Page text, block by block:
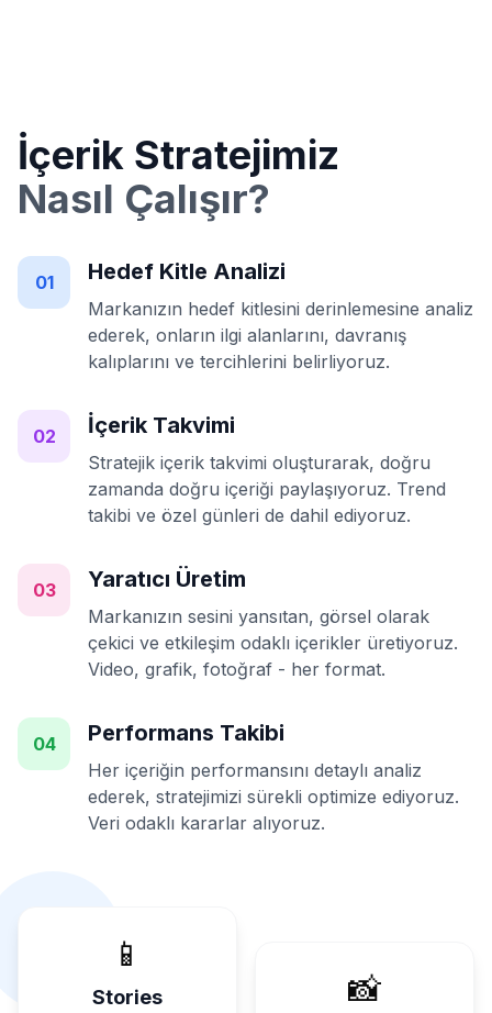
İçerik Stratejimiz
Nasıl Çalışır?
01 Hedef Kitle Analizi
Markanızın hedef kitlesini derinlemesine analiz
ederek, onların ilgi alanlarını, davranış
kalıplarını ve tercihlerini belirliyoruz.
02 İçerik Takvimi
Stratejik içerik takvimi oluşturarak, doğru
zamanda doğru içeriği paylaşıyoruz. Trend
takibi ve özel günleri de dahil ediyoruz.
03 Yaratıcı Üretim
Markanızın sesini yansıtan, görsel olarak
çekici ve etkileşim odaklı içerikler üretiyoruz.
Video, grafik, fotoğraf - her format.
04 Performans Takibi
Her içeriğin performansını detaylı analiz
ederek, stratejimizi sürekli optimize ediyoruz.
Veri odaklı kararlar alıyoruz.
📱
Stories 📸